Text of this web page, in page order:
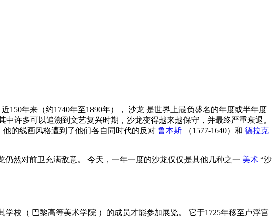
近150年来（约1740年至1890年）， 沙龙 是世界上最负盛名的年度或半年度
中许多可以追溯到文艺复兴时期，沙龙变得越来越保守，并最终严重衰退。
他的线画风格遭到了他们各自同时代的反对 鲁本斯 （1577-1640）和 德拉克
仍然对前卫充满敌意。 今天，一年一度的沙龙仅仅是其他几种之一 美术 “沙
学校（ 巴黎高等美术学院 ）的成员才能参加展览。 它于1725年移至卢浮宫